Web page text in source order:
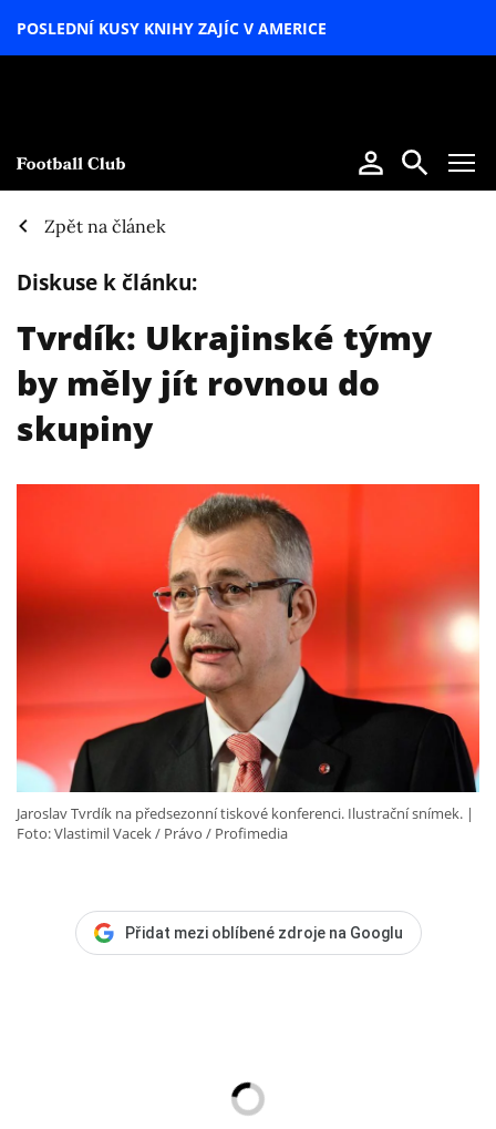
POSLEDNÍ KUSY KNIHY ZAJÍC V AMERICE
Zpět na článek
Diskuse k článku:
Tvrdík: Ukrajinské týmy
by měly jít rovnou do
skupiny
Jaroslav Tvrdík na předsezonní tiskové konferenci. Ilustrační snímek.
Foto: Vlastimil Vacek / Právo / Profimedia
Přidat mezi oblíbené zdroje na Googlu